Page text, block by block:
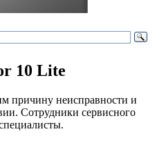
10 Lite
причину неисправности и
Сотрудники сервисного